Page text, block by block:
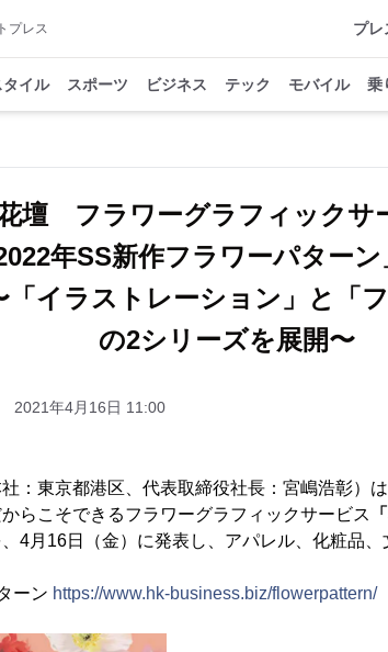
プレス プレ
タイル スポーツ ビジネス テック モバイル 乗
壇 フラワーグラフィックサ
2022年SS新作フラワーパター
「イラストレーション」と「フ
2021年4月16日 11:00
：東京都港区、代表取締役社長：宮嶋浩彰）
らこそできるフラワーグラフィックサービス
4月16日（金）に発表し、アパレル、化粧品
ーン https://www.hk-business.biz/flowerpattern/